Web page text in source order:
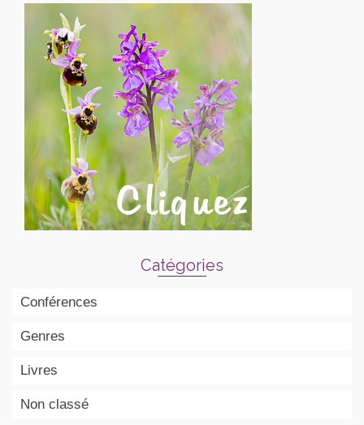
Catégories
Conférences
Genres
Livres
Non classé